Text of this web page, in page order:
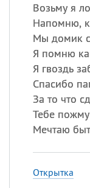
Возьму я
Напомню,
Мы домик
Я помню
Я гвоздь
Спасибо
За то что
Тебе
Мечтаю
Открытка